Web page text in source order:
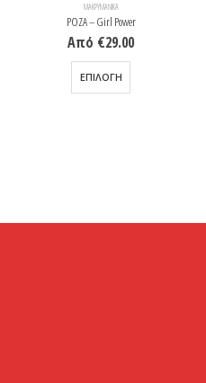
ΜΑΚΡΥΜΆΝΙΚΑ
ΡΟΖΑ – Girl Power
Από €29.00
ΕΠΙΛΟΓΉ
Αυτό το προϊόν έχει πολλαπλές παραλλαγές. Οι επιλογές μπορούν να επιλεγούν στη σελίδα του προϊόντος